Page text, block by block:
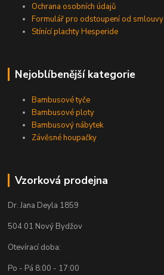
Ochrana osobních údajů
Formulář pro odstoupení od smlouvy
Stínící plachty Hesperide
Nejoblíbenější kategorie
Bambusové tyče
Bambusové ploty
Bambusový nábytek
Závěsné houpačky
Vzorková prodejna
Dr. Jana Deyla 1859
504 01 Nový Bydžov
Otevírací doba:
Po - Pá 8:00 - 17:00